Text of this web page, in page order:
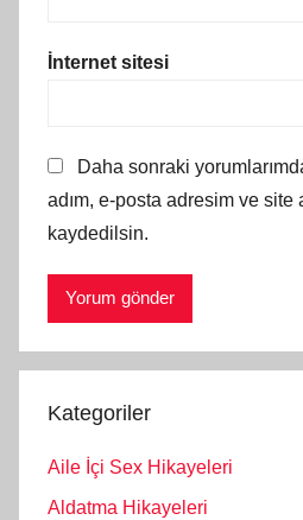
İnternet sitesi
Daha sonraki
adım, e-posta adresim ve site
kaydedilsin.
Kategoriler
Aile İçi Sex Hikayeleri
Aldatma Hikayeleri